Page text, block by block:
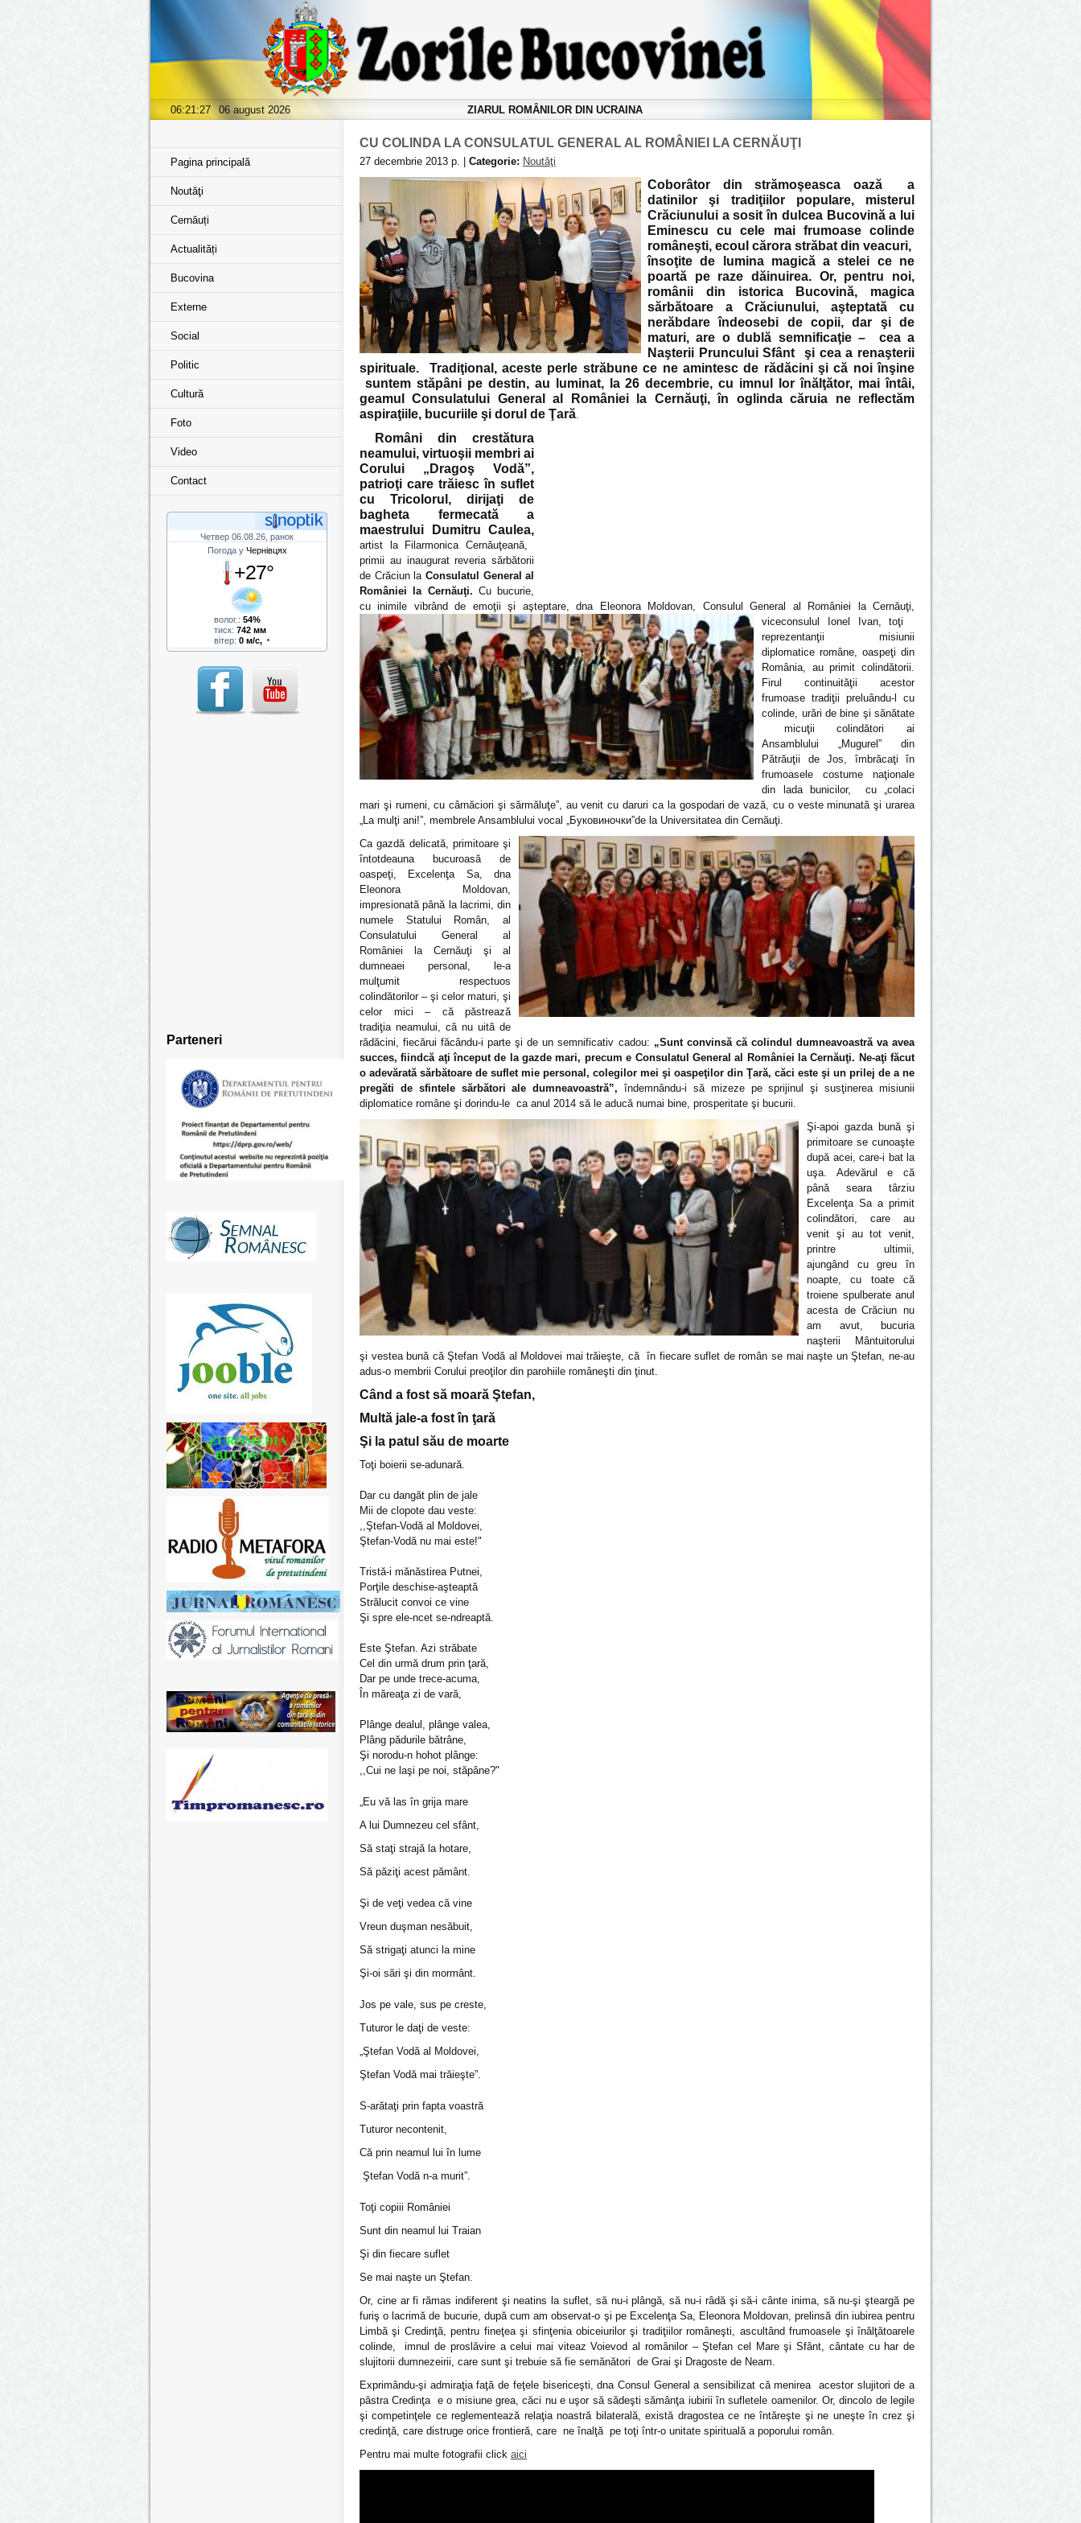
06:21:28 06 august 2026 ZIARUL ROMÂNILOR DIN UCRAINA
Pagina principală
Noutăţi
Cernăuți
Actualități
Bucovina
Externe
Social
Politic
Cultură
Foto
Video
Contact
Четвер 06.08.26, ранок
Погода у Чернівцях
+27°
волог.: 54%
тиск: 742 мм
вітер: 0 м/с,
Parteneri
CU COLINDA LA CONSULATUL GENERAL AL ROMÂNIEI LA CERNĂUŢI
27 decembrie 2013 р. | Categorie: Noutăţi
Coborâtor din strămoşeasca oază a
datinilor şi tradiţiilor populare, misterul
Crăciunului a sosit în dulcea Bucovină a lui
Eminescu cu cele mai frumoase colinde
româneşti, ecoul cărora străbat din veacuri,
însoţite de lumina magică a stelei ce ne
poartă pe raze dăinuirea. Or, pentru noi,
românii din istorica Bucovină, magica
sărbătoare a Crăciunului, aşteptată cu
nerăbdare îndeosebi de copii, dar şi de
maturi, are o dublă semnificaţie – cea a
Naşterii Pruncului Sfânt şi cea a renaşterii
spirituale. Tradiţional, aceste perle străbune ce ne amintesc de rădăcini şi că noi înşine
suntem stăpâni pe destin, au luminat, la 26 decembrie, cu imnul lor înălţător, mai întâi,
geamul Consulatului General al României la Cernăuţi, în oglinda căruia ne reflectăm
aspiraţiile, bucuriile şi dorul de Ţară.
Români din crestătura
neamului, virtuoşii membri ai
Corului „Dragoş Vodă”,
patrioţi care trăiesc în suflet
cu Tricolorul, dirijaţi de
bagheta fermecată a
maestrului Dumitru Caulea,
artist la Filarmonica Cernăuţeană,
primii au inaugurat reveria sărbătorii
de Crăciun laConsulatul General al
României la Cernăuţi. Cu bucurie,
cu inimile vibrând de emoţii şi aşteptare, dna Eleonora Moldovan, Consulul General al României la Cernăuţi,
viceconsulul Ionel Ivan, toţi
reprezentanţii misiunii
diplomatice române, oaspeţi din
România, au primit colindătorii.
Firul continuităţii acestor
frumoase tradiţii preluându-l cu
colinde, urări de bine şi sănătate
micuţii colindători ai
Ansamblului „Mugurel” din
Pătrăuţii de Jos, îmbrăcaţi în
frumoasele costume naţionale
din lada bunicilor, cu „colaci
mari şi rumeni, cu cârnăciori şi sărmăluţe”, au venit cu daruri ca la gospodari de vază, cu o veste minunată şi urarea
„La mulţi ani!”, membrele Ansamblului vocal „Буковиночки”de la Universitatea din Cernăuţi.
Ca gazdă delicată, primitoare şi
întotdeauna bucuroasă de
oaspeţi, Excelenţa Sa, dna
Eleonora Moldovan,
impresionată până la lacrimi, din
numele Statului Român, al
Consulatului General al
României la Cernăuţi şi al
dumneaei personal, le-a
mulţumit respectuos
colindătorilor – şi celor maturi, şi
celor mici – că păstrează
tradiţia neamului, că nu uită de
rădăcini, fiecărui făcându-i parte şi de un semnificativ cadou: „Sunt convinsă că colindul dumneavoastră va avea
succes, fiindcă aţi început de la gazde mari, precum e Consulatul General al României la Cernăuţi. Ne-aţi făcut
o adevărată sărbătoare de suflet mie personal, colegilor mei şi oaspeţilor din Ţară, căci este şi un prilej de a ne
pregăti de sfintele sărbători ale dumneavoastră”, îndemnându-i să mizeze pe sprijinul şi susţinerea misiunii
diplomatice române şi dorindu-le ca anul 2014 să le aducă numai bine, prosperitate şi bucurii.
Şi-apoi gazda bună şi
primitoare se cunoaşte
după acei, care-i bat la
uşa. Adevărul e că
până seara târziu
Excelenţa Sa a primit
colindători, care au
venit şi au tot venit,
printre ultimii,
ajungând cu greu în
noapte, cu toate că
troiene spulberate anul
acesta de Crăciun nu
am avut, bucuria
naşterii Mântuitorului
şi vestea bună că Ştefan Vodă al Moldovei mai trăieşte, că în fiecare suflet de român se mai naşte un Ştefan, ne-au
adus-o membrii Corului preoţilor din parohiile româneşti din ţinut.
Când a fost să moară Ştefan,
Multă jale-a fost în ţară
Şi la patul său de moarte
Toţi boierii se-adunară.
Dar cu dangăt plin de jale
Mii de clopote dau veste:
,,Ştefan-Vodă al Moldovei,
Ştefan-Vodă nu mai este!"
Tristă-i mănăstirea Putnei,
Porţile deschise-aşteaptă
Strălucit convoi ce vine
Şi spre ele-ncet se-ndreaptă.
Este Ştefan. Azi străbate
Cel din urmă drum prin ţară,
Dar pe unde trece-acuma,
În măreaţa zi de vară,
Plânge dealul, plânge valea,
Plâng pădurile bătrâne,
Şi norodu-n hohot plânge:
,,Cui ne laşi pe noi, stăpâne?"
„Eu vă las în grija mare
A lui Dumnezeu cel sfânt,
Să staţi strajă la hotare,
Să păziţi acest pământ.
Şi de veţi vedea că vine
Vreun duşman nesăbuit,
Să strigaţi atunci la mine
Şi-oi sări şi din mormânt.
Jos pe vale, sus pe creste,
Tuturor le daţi de veste:
„Ştefan Vodă al Moldovei,
Ştefan Vodă mai trăieşte”.
S-arătaţi prin fapta voastră
Tuturor necontenit,
Că prin neamul lui în lume
Ştefan Vodă n-a murit”.
Toţi copiii României
Sunt din neamul lui Traian
Şi din fiecare suflet
Se mai naşte un Ştefan.
Or, cine ar fi rămas indiferent şi neatins la suflet, să nu-i plângă, să nu-i râdă şi să-i cânte inima, să nu-şi şteargă pe
furiş o lacrimă de bucurie, după cum am observat-o şi pe Excelenţa Sa, Eleonora Moldovan, prelinsă din iubirea pentru
Limbă şi Credinţă, pentru fineţea şi sfinţenia obiceiurilor şi tradiţiilor româneşti, ascultând frumoasele şi înălţătoarele
colinde, imnul de proslăvire a celui mai viteaz Voievod al românilor – Ştefan cel Mare şi Sfânt, cântate cu har de
slujitorii dumnezeirii, care sunt şi trebuie să fie semănători de Grai şi Dragoste de Neam.
Exprimându-şi admiraţia faţă de feţele bisericeşti, dna Consul General a sensibilizat că menirea acestor slujitori de a
păstra Credinţa e o misiune grea, căci nu e uşor să sădeşti sămânţa iubirii în sufletele oamenilor. Or, dincolo de legile
şi competinţele ce reglementează relaţia noastră bilaterală, există dragostea ce ne întăreşte şi ne uneşte în crez şi
credinţă, care distruge orice frontieră, care ne înalţă pe toţi într-o unitate spirituală a poporului român.
Pentru mai multe fotografii click aici